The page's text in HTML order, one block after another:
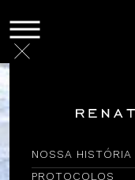
NOSSA HISTÓRIA
PROTOCOLOS